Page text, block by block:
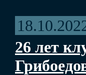
26 лет